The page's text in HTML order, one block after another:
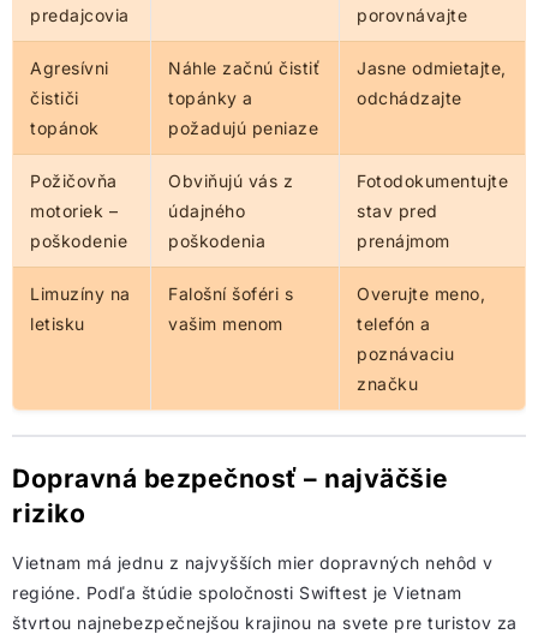
predajcovia
porovnávajte
Agresívni
čističi
topánok
Náhle začnú čistiť
topánky a
požadujú peniaze
Jasne odmietajte,
odchádzajte
Požičovňa
motoriek –
poškodenie
Obviňujú vás z
údajného
poškodenia
Fotodokumentujte
stav pred
prenájmom
Limuzíny na
letisku
Falošní šoféri s
vašim menom
Overujte meno,
telefón a
poznávaciu
značku
Dopravná bezpečnosť – najväčšie
riziko
Vietnam má jednu z najvyšších mier dopravných nehôd v
regióne. Podľa štúdie spoločnosti Swiftest je Vietnam
štvrtou najnebezpečnejšou krajinou na svete pre turistov za